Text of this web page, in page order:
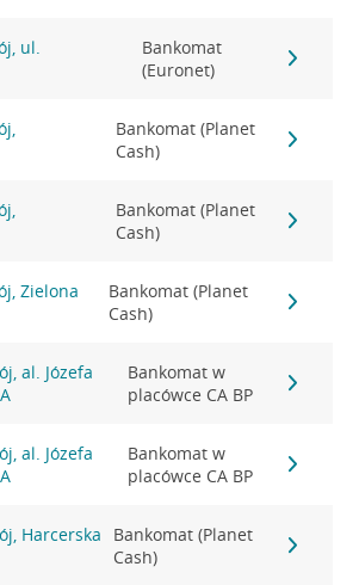
ul.
Bankomat
(Euronet)
Bankomat (Planet
Cash)
Bankomat (Planet
Cash)
Zielona
Bankomat (Planet
Cash)
al. Józefa
Bankomat w
placówce CA BP
al. Józefa
Bankomat w
placówce CA BP
Harcerska
Bankomat (Planet
Cash)